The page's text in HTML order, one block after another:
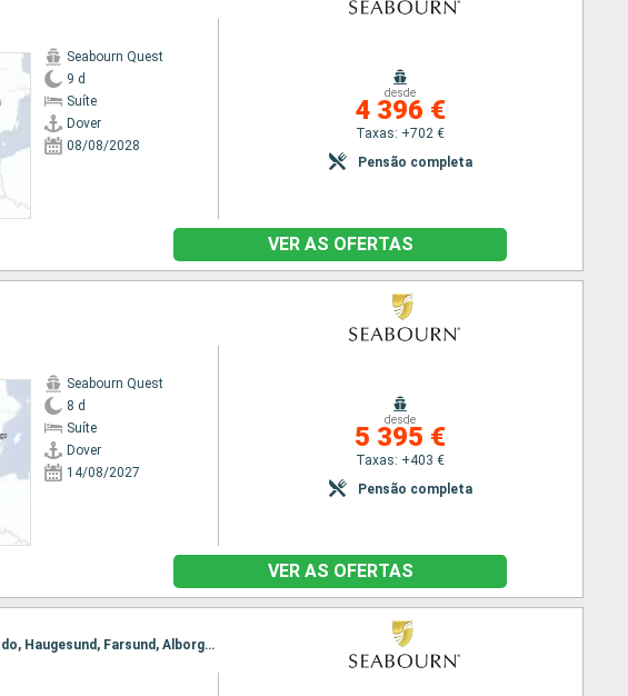
Seabourn Quest
9 d
Suíte
Dover
08/08/2028
desde
4 396 €
Taxas: +702 €
Pensão completa
VER AS OFERTAS
Seabourn Quest
8 d
Suíte
Dover
14/08/2027
desde
5 395 €
Taxas: +403 €
Pensão completa
VER AS OFERTAS
Itinerário : Dover, Trondheim, Bronnoysund, Reine, Tromso, Honningsvag, Bodo, Haugesund, Farsund, Alborg, Copenhaga